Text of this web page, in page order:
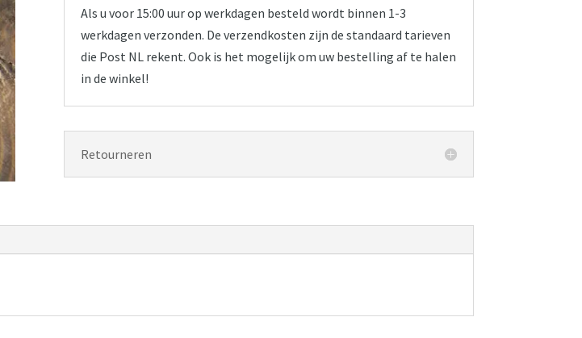
Als u voor 15:00 uur op werkdagen besteld wordt binnen 1-3
werkdagen verzonden. De verzendkosten zijn de standaard tarieven
die Post NL rekent. Ook is het mogelijk om uw bestelling af te halen
in de winkel!
Retourneren